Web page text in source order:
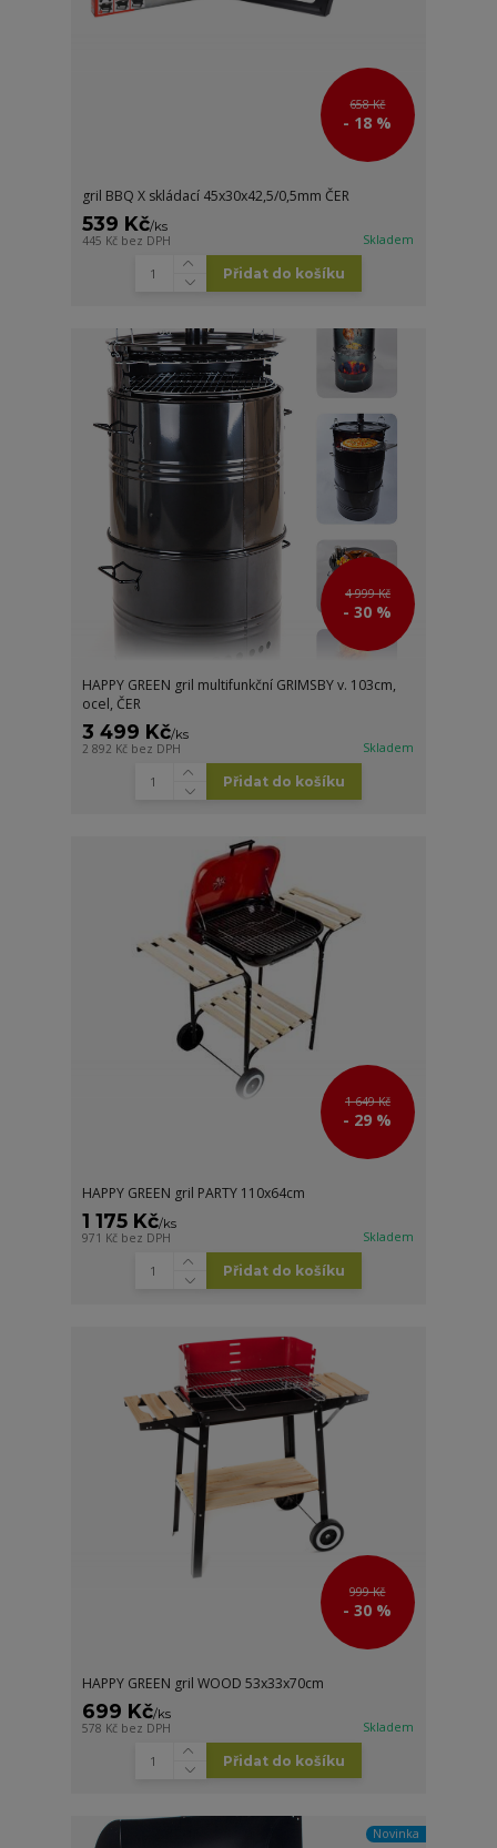
658 Kč
- 18 %
gril BBQ X skládací 45x30x42,5/0,5mm ČER
539 Kč/ks
445 Kč bez DPH Skladem
Přidat do košíku
4 999 Kč
- 30 %
HAPPY GREEN gril multifunkční GRIMSBY v. 103cm,
ocel, ČER
3 499 Kč/ks
2 892 Kč bez DPH Skladem
Přidat do košíku
1 649 Kč
- 29 %
HAPPY GREEN gril PARTY 110x64cm
1 175 Kč/ks
971 Kč bez DPH Skladem
Přidat do košíku
999 Kč
- 30 %
HAPPY GREEN gril WOOD 53x33x70cm
699 Kč/ks
578 Kč bez DPH Skladem
Přidat do košíku
Novinka